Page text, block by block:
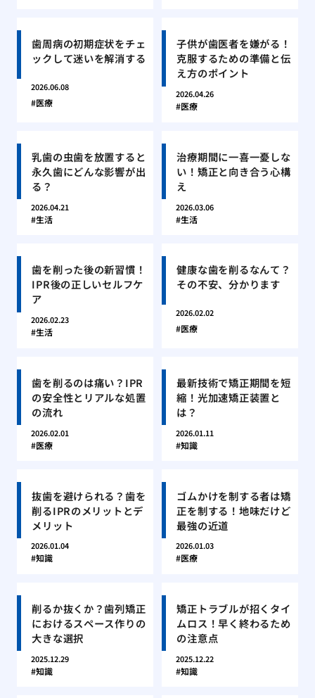
歯周病の初期症状をチェ
ックして迷いを解消する
2026.06.08
医療
子供が歯医者を嫌がる！
克服するための準備と伝
え方のポイント
2026.04.26
医療
乳歯の虫歯を放置すると
永久歯にどんな影響が出
る？
2026.04.21
生活
治療期間に一喜一憂しな
い！矯正と向き合う心構
え
2026.03.06
生活
歯を削った後の新習慣！
IPR後の正しいセルフケ
ア
2026.02.23
生活
健康な歯を削るなんて？
その不安、分かります
2026.02.02
医療
歯を削るのは痛い？IPR
の安全性とリアルな処置
の流れ
2026.02.01
医療
最新技術で矯正期間を短
縮！光加速矯正装置と
は？
2026.01.11
知識
抜歯を避けられる？歯を
削るIPRのメリットとデ
メリット
2026.01.04
知識
ゴムかけを制する者は矯
正を制する！地味だけど
最強の近道
2026.01.03
医療
削るか抜くか？歯列矯正
におけるスペース作りの
大きな選択
2025.12.29
知識
矯正トラブルが招くタイ
ムロス！早く終わるため
の注意点
2025.12.22
知識